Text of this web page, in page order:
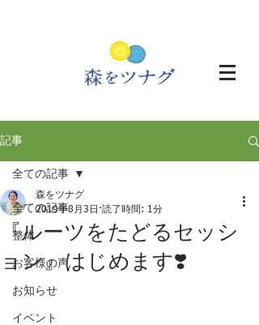
記事
全ての記事
整体
お客様の声
お知らせ
イベント
全ての記事
『ルーツをたどるセッシ
ョン』はじめます❣️
森をツナグ
2019年8月3日 読了時間: 1分